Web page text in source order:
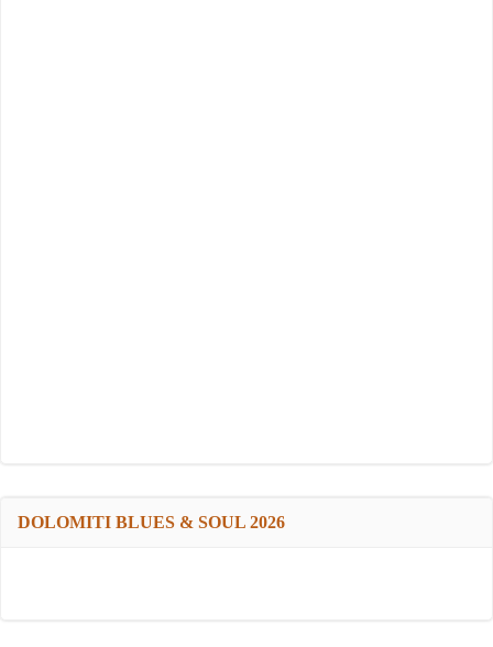
DOLOMITI BLUES & SOUL 2026